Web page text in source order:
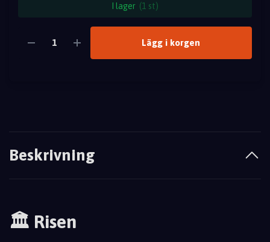
I lager (1 st)
Lägg i korgen
Beskrivning
🏛️ Risen